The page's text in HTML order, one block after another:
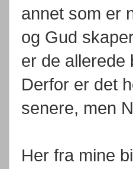
annet som er
og Gud
er de allerede
Derfor er det
senere, men
Her fra mine